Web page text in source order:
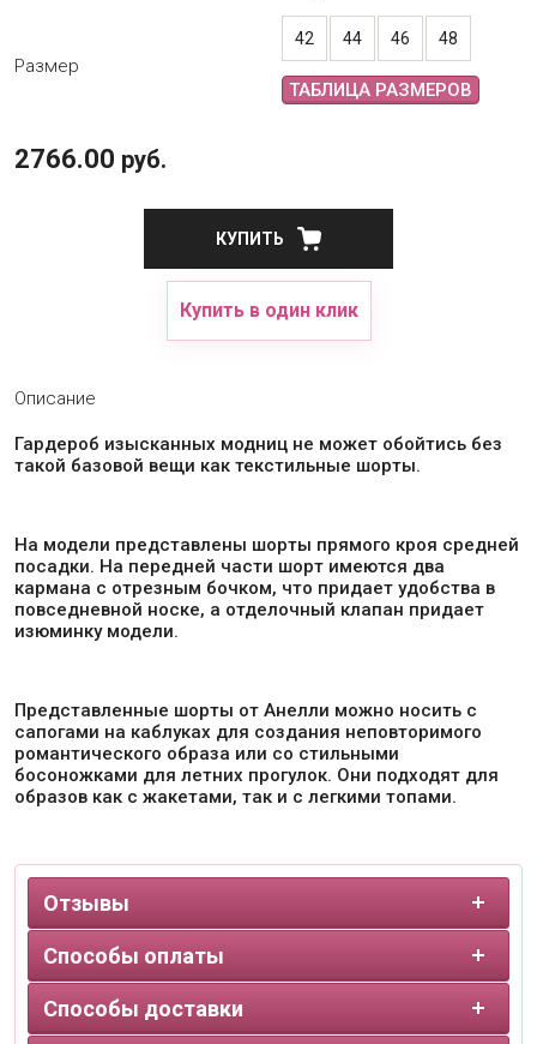
Размер
42 44 46 48
ТАБЛИЦА РАЗМЕРОВ
2766.00 руб.
КУПИТЬ
Купить в один клик
Описание
Гардероб изысканных модниц не может обойтись без
такой базовой вещи как текстильные шорты.
На модели представлены шорты прямого кроя средней
посадки. На передней части шорт имеются два
кармана с отрезным бочком, что придает удобства в
повседневной носке, а отделочный клапан придает
изюминку модели.
Представленные шорты от Анелли можно носить с
сапогами на каблуках для создания неповторимого
романтического образа или со стильными
босоножками для летних прогулок. Они подходят для
образов как с жакетами, так и с легкими топами.
Отзывы
Способы оплаты
Способы доставки